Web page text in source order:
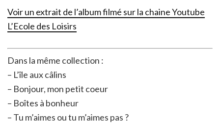
Voir un extrait de l’album filmé sur la chaine Youtube
L’Ecole des Loisirs
Dans la même collection :
– L’île aux câlins
– Bonjour, mon petit coeur
– Boîtes à bonheur
– Tu m’aimes ou tu m’aimes pas ?